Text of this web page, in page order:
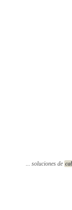
... soluciones de